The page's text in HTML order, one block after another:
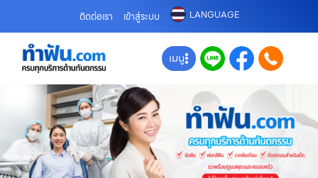
ติดต่อเรา เข้าสู่ระบบ LANGUAGE
เมนู